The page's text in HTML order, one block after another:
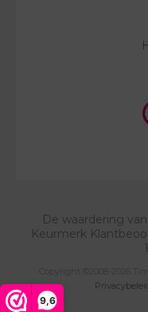
9,6
De waardering van
Keurmerk